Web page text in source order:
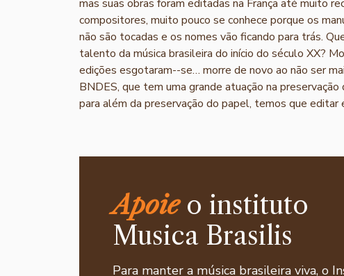
mas suas obras foram editadas na França até muito
compositores, muito pouco se conhece porque os
não são tocadas e os nomes vão ficando para trás.
talento da música brasileira do início do século XX?
edições esgotaram-­-se… morre de novo ao não ser
BNDES, que tem uma grande atuação na
para além da preservação do papel, temos que editar
Apoieo instituto
Musica Brasilis
Para manter a música brasileira viva, o